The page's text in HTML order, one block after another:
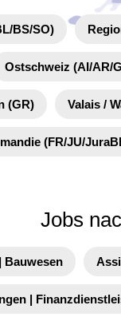
BS/SO)
Ostschweiz (AI/AR/
(GR) Valais /
(FR/JU/
Jobs
Bauwesen
|